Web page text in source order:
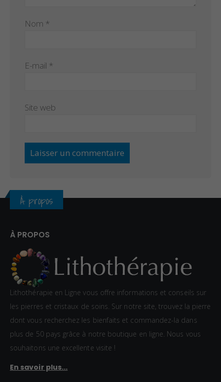
Nom *
E-mail *
Site web
À propos
À PROPOS
Lithothérapie en Ligne vous offre informations et conseils sur
les pierres et cristaux de soins. Sur notre site, trouvez la pierre
dont vous recherchez les bienfaits et commandez-la dans
plus de 50 pays grâce à notre boutique en ligne. Nous vous
souhaitons une excellente visite !
En savoir plus...